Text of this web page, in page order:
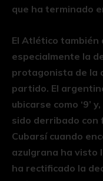
que ha terminado
El Atlético también
especialmente la
protagonista de la
partido. El
ubicarse como ‘9’
sido derribado
Cubarsí cuando
azulgrana ha visto
ha rectificado la